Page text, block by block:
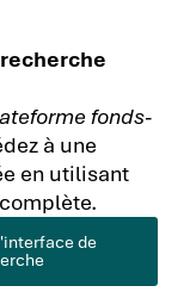
fonds-
à une
en utilisant
de